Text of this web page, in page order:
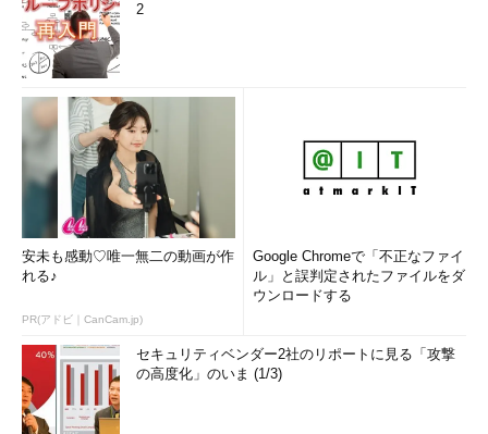
2
安未も感動♡唯一無二の動画が作
れる♪
PR(アドビ｜CanCam.jp)
Google Chromeで「不正なファイ
ル」と誤判定されたファイルをダ
ウンロードする
セキュリティベンダー2社のリポートに見る「攻撃
の高度化」のいま (1/3)